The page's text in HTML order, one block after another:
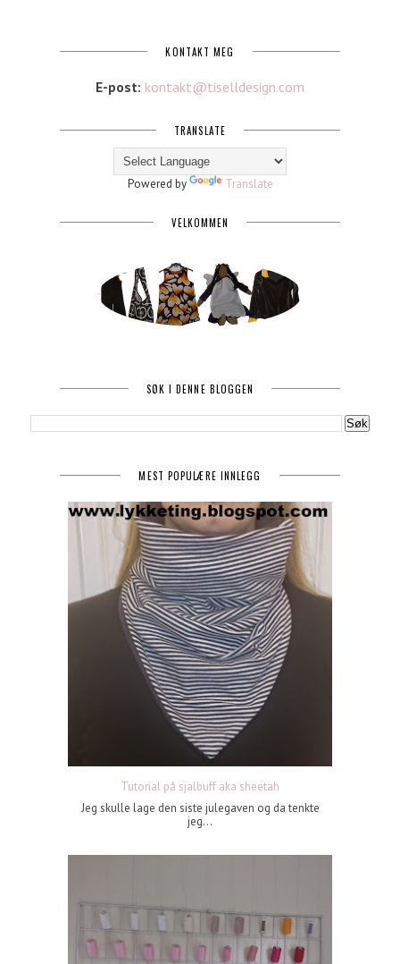
KONTAKT MEG
E-post: kontakt@tiselldesign.com
TRANSLATE
Powered by Translate
VELKOMMEN
SØK I DENNE BLOGGEN
MEST POPULÆRE INNLEGG
Tutorial på sjalbuff aka sheetah
Jeg skulle lage den siste julegaven og da tenkte
jeg...